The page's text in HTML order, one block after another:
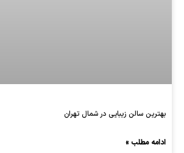
بهترین سالن زیبایی در شمال تهران
ادامه مطلب »